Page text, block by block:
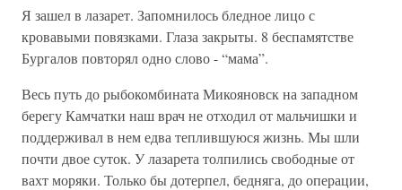
Я зашел в лазарет. Запомнилось бледное лицо с
кровавыми повязками. Глаза закрыты. 8 беспамятстве
Бургалов повторял одно слово - “мама”.
Весь путь до рыбокомбината Микояновск на западном
берегу Камчатки наш врач не отходил от мальчишки и
поддерживал в нем едва теплившуюся жизнь. Мы шли
почти двое суток. У лазарета толпились свободные от
вахт моряки. Только бы дотерпел, бедняга, до операции,